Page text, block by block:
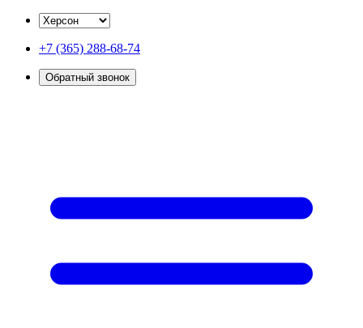
+7 (365) 288-68-74
Обратный звонок